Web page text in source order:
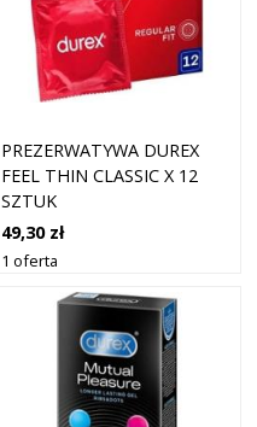
PREZERWATYWA DUREX
FEEL THIN CLASSIC X 12
SZTUK
49,30 zł
1 oferta